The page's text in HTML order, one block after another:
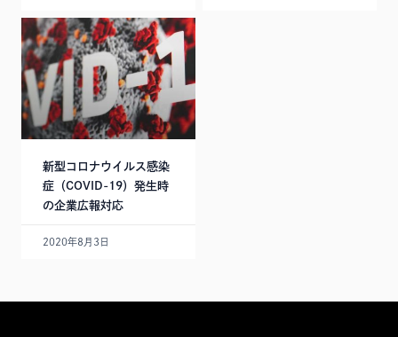
新型コロナウイルス感染
症（COVID-19）発生時
の企業広報対応
2020年8月3日